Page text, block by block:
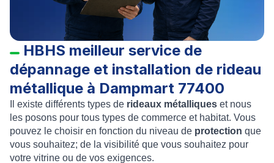
HBHS meilleur service de
dépannage et installation de rideau
métallique à Dampmart 77400
Il existe différents types de rideaux métalliques et nous
les posons pour tous types de commerce et habitat. Vous
pouvez le choisir en fonction du niveau de protection que
vous souhaitez; de la visibilité que vous souhaitez pour
votre vitrine ou de vos exigences.